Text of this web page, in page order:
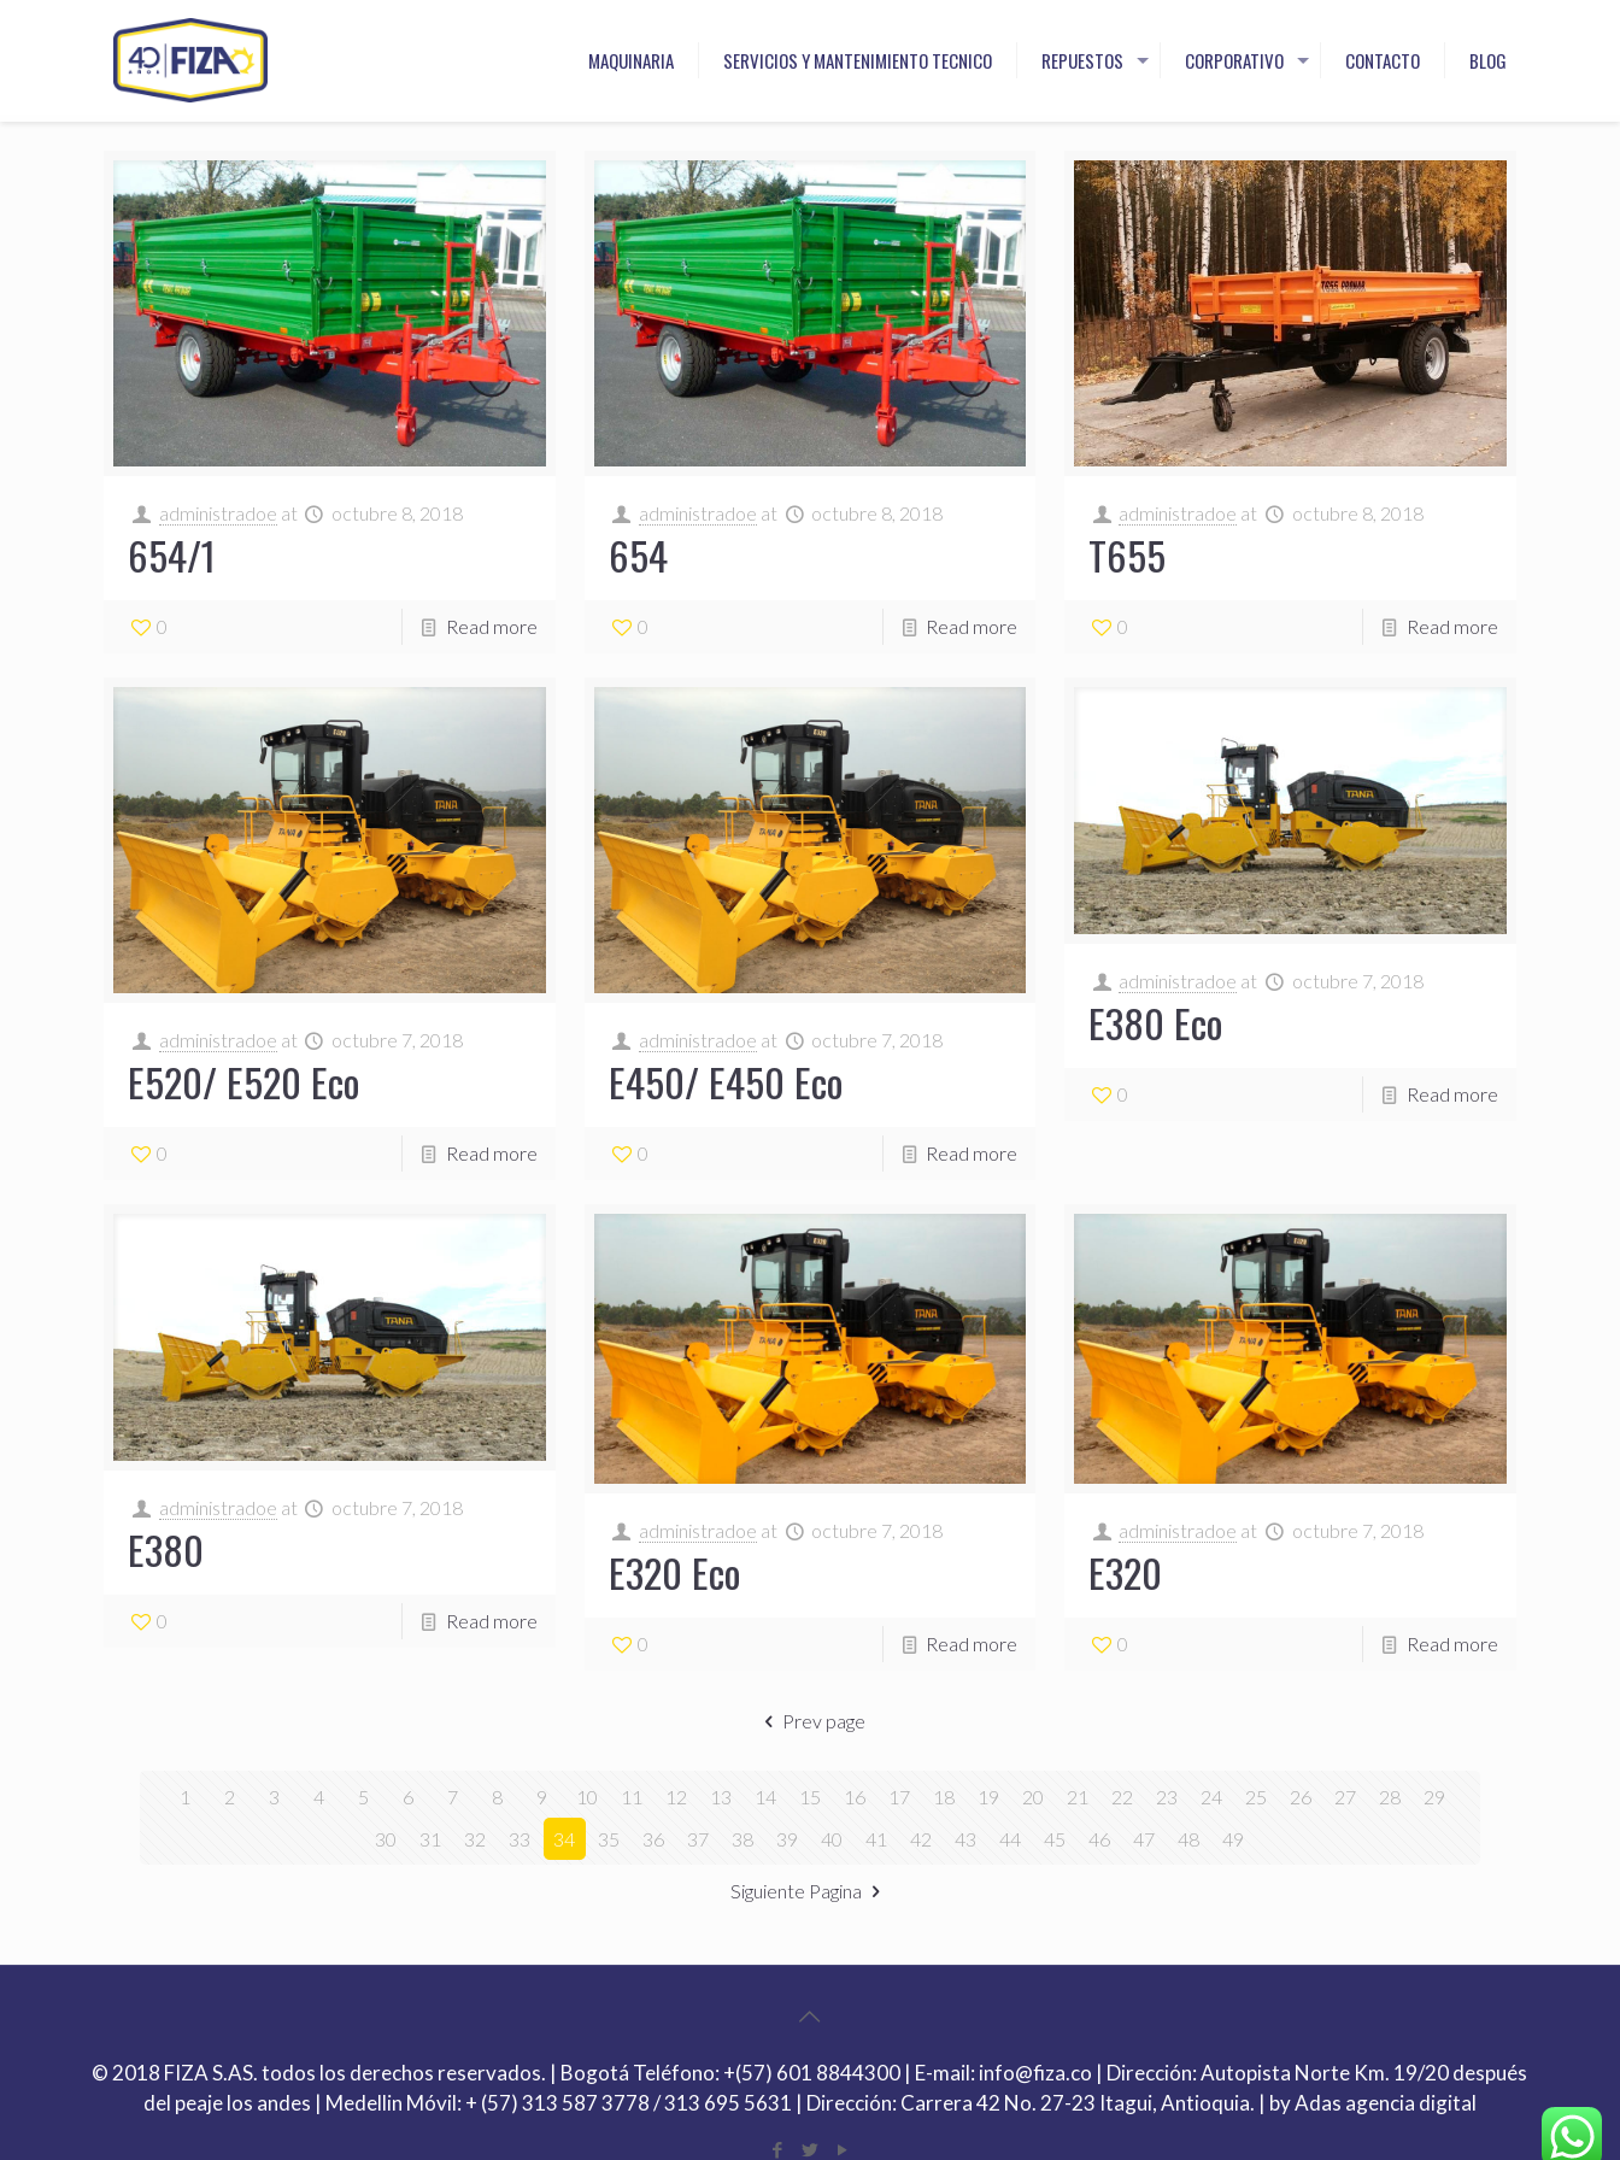
MAQUINARIA SERVICIOS Y MANTENIMIENTO TECNICO REPUESTOS CORPORATIVO CONTACTO BLOG
administradoe at octubre 8, 2018
654/1
0 Read more
administradoe at octubre 8, 2018
654
0 Read more
administradoe at octubre 8, 2018
T655
0 Read more
administradoe at octubre 7, 2018
E520/ E520 Eco
0 Read more
administradoe at octubre 7, 2018
E450/ E450 Eco
0 Read more
administradoe at octubre 7, 2018
E380 Eco
0 Read more
administradoe at octubre 7, 2018
E380
0 Read more
administradoe at octubre 7, 2018
E320 Eco
0 Read more
administradoe at octubre 7, 2018
E320
0 Read more
Prev page
1 2 3 4 5 6 7 8 9 10 11 12 13 14 15 16 17 18 19 20 21 22 23 24 25 26 27 28
29
30
31 32 33 34 35 36 37 38 39 40 41 42 43 44 45 46 47 48 49
Siguiente Pagina
© 2018 FIZA S.AS. todos los derechos reservados. | Bogotá Teléfono: +(57) 601 8844300 | E-mail: info@fiza.co | Dirección: Autopista Norte Km. 19/20 después
del peaje los andes | Medellin Móvil: + (57) 313 587 3778/313 695 5631 | Dirección: Carrera 42 No. 27-23 Itagui, Antioquia. | by Adas agencia digital